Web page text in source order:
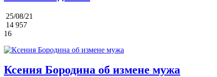
25/08/21
14 957
16
Ксения Бородина об измене мужа